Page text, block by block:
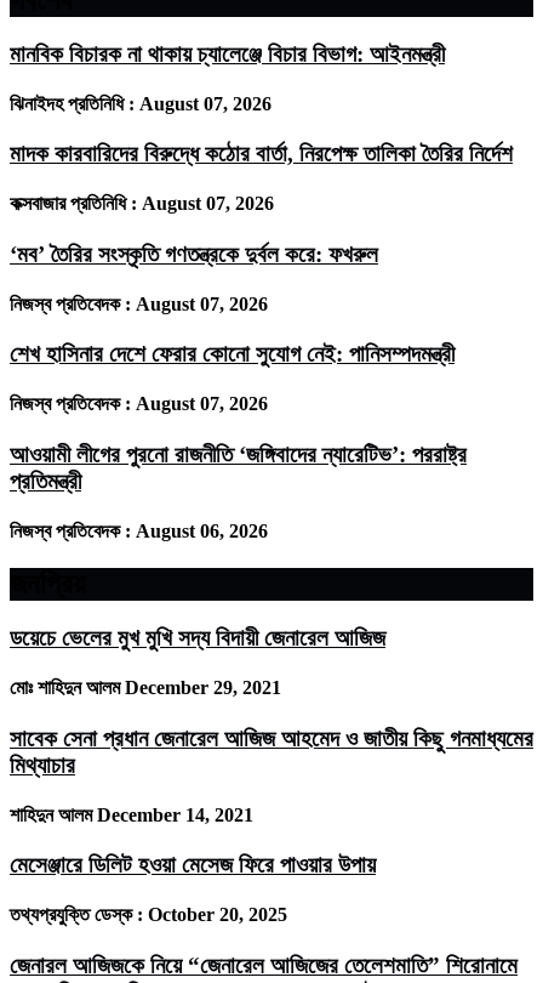
মানবিক বিচারক না থাকায় চ্যালেঞ্জে বিচার বিভাগ: আইনমন্ত্রী
ঝিনাইদহ প্রতিনিধি : August 07, 2026
মাদক কারবারিদের বিরুদ্ধে কঠোর বার্তা, নিরপেক্ষ তালিকা তৈরির নির্দেশ
কক্সবাজার প্রতিনিধি : August 07, 2026
‘মব’ তৈরির সংস্কৃতি গণতন্ত্রকে দুর্বল করে: ফখরুল
নিজস্ব প্রতিবেদক : August 07, 2026
শেখ হাসিনার দেশে ফেরার কোনো সুযোগ নেই: পানিসম্পদমন্ত্রী
নিজস্ব প্রতিবেদক : August 07, 2026
আওয়ামী লীগের পুরনো রাজনীতি ‘জঙ্গিবাদের ন্যারেটিভ’: পররাষ্ট্র
প্রতিমন্ত্রী
নিজস্ব প্রতিবেদক : August 06, 2026
ডয়েচে ভেলের মুখ মুখি সদ্য বিদায়ী জেনারেল আজিজ
মোঃ শাহিদুন আলমDecember 29, 2021
সাবেক সেনা প্রধান জেনারেল আজিজ আহমেদ ও জাতীয় কিছু গনমাধ্যমের
মিথ্যাচার
শাহিদুন আলমDecember 14, 2021
মেসেঞ্জারে ডিলিট হওয়া মেসেজ ফিরে পাওয়ার উপায়
তথ্যপ্রযুক্তি ডেস্ক : October 20, 2025
জেনারল আজিজকে নিয়ে “জেনারেল আজিজের তেলেশমাতি” শিরোনামে